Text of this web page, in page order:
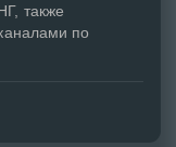
также
по